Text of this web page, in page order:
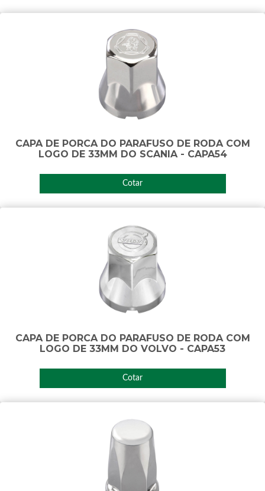
CAPA DE PORCA DO PARAFUSO DE RODA COM
LOGO DE 33MM DO SCANIA - CAPA54
Cotar
CAPA DE PORCA DO PARAFUSO DE RODA COM
LOGO DE 33MM DO VOLVO - CAPA53
Cotar